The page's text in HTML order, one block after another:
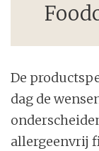
De
dag de
allergeenvrij